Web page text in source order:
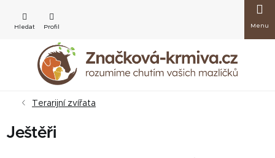
obsah
košík
Terarijní zvířata
Ještěři